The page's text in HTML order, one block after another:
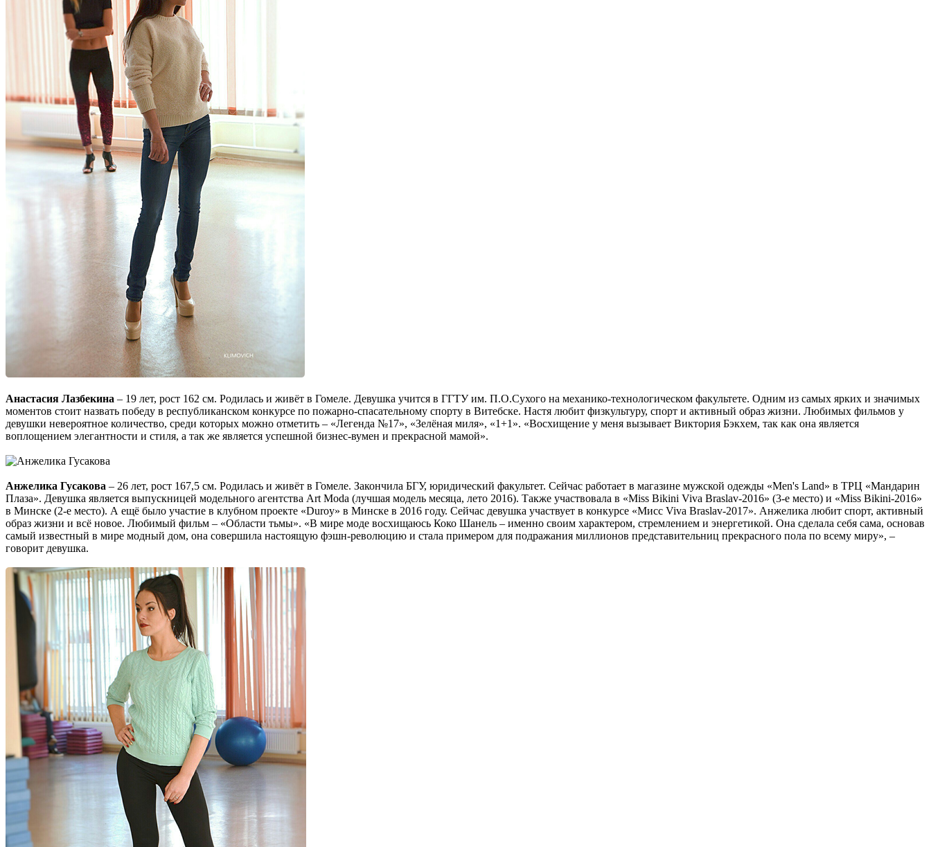
Анастасия Лазбекина – 19 лет, рост 162 см. Родилась и живёт в Гомеле. Девушка учится в ГГТУ им. П.О.Сухого на механико-технологическом факультете. Одним из самых ярких и значимых
моментов стоит назвать победу в республиканском конкурсе по пожарно-спасательному спорту в Витебске. Настя любит физкультуру, спорт и активный образ жизни. Любимых фильмов у
девушки невероятное количество, среди которых можно отметить – «Легенда №17», «Зелёная миля», «1+1». «Восхищение у меня вызывает Виктория Бэкхем, так как она является
воплощением элегантности и стиля, а так же является успешной бизнес-вумен и прекрасной мамой».
Анжелика Гусакова – 26 лет, рост 167,5 см. Родилась и живёт в Гомеле. Закончила БГУ, юридический факультет. Сейчас работает в магазине мужской одежды «Men's Land» в ТРЦ «Мандарин
Плаза». Девушка является выпускницей модельного агентства Art Moda (лучшая модель месяца, лето 2016). Также участвовала в «Miss Bikini Viva Braslav-2016» (3-e место) и «Miss Bikini-2016»
в Минске (2-е место). А ещё было участие в клубном проекте «Duroy» в Минске в 2016 году. Сейчас девушка участвует в конкурсе «Мисс Viva Braslav-2017». Анжелика любит спорт, активный
образ жизни и всё новое. Любимый фильм – «Области тьмы». «В мире моде восхищаюсь Коко Шанель – именно своим характером, стремлением и энергетикой. Она сделала себя сама, основав
самый известный в мире модный дом, она совершила настоящую фэшн-революцию и стала примером для подражания миллионов представительниц прекрасного пола по всему миру», –
говорит девушка.